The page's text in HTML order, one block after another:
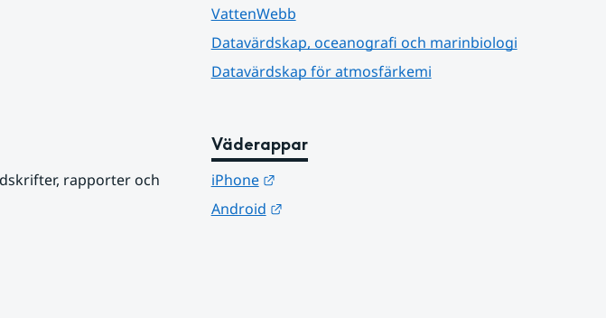
VattenWebb
Datavärdskap, oceanografi och marinbiologi
Datavärdskap för atmosfärkemi
rapporter och
Väderappar
iPhone
Länk till annan webbplats.
Android
Länk till annan webbplats.